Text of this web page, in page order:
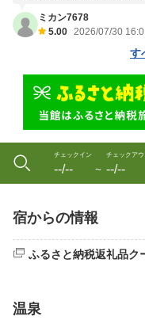
ミカン7678
5.00 2026/07/30
す
チェックイン
--/-- 〜
チェックアウ
--/--
宿からの情報
ふるさと納税返礼品ク
温泉